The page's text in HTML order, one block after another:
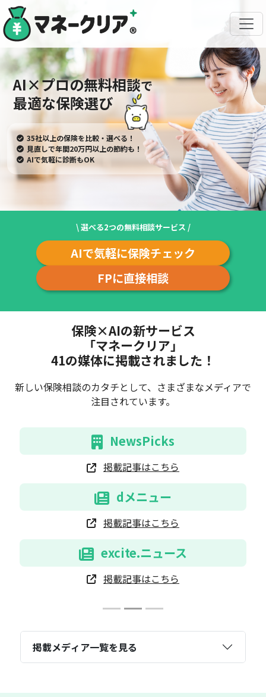
AI×プロの無料相談で
最適な保険選び
35社以上の保険を比較・選べる！
見直しで年間20万円以上の節約も！
AIで気軽に診断もOK
\ 選べる2つの無料相談サービス /
AIで気軽に保険チェック
FPに直接相談
保険×AIの新サービス
「マネークリア」
41の媒体に掲載されました！
新しい保険相談のカタチとして、さまざまなメディアで
注目されています。
NewsPicks
掲載記事はこちら
dメニュー
掲載記事はこちら
excite.ニュース
掲載記事はこちら
掲載メディア一覧を見る